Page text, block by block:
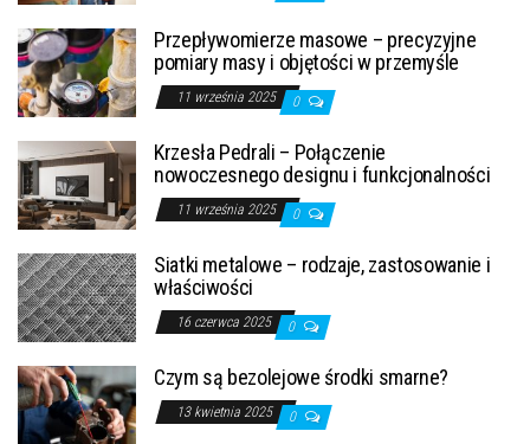
Przepływomierze masowe – precyzyjne
pomiary masy i objętości w przemyśle
11 września 2025 0
Krzesła Pedrali – Połączenie
nowoczesnego designu i funkcjonalności
11 września 2025 0
Siatki metalowe – rodzaje, zastosowanie i
właściwości
16 czerwca 2025 0
Czym są bezolejowe środki smarne?
13 kwietnia 2025 0